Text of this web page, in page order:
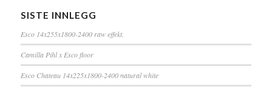
SISTE INNLEGG
Esco 14x255x1800-2400 raw effekt.
Camilla Pihl x Esco floor
Esco Chateau 14x225x1800-2400 natural white